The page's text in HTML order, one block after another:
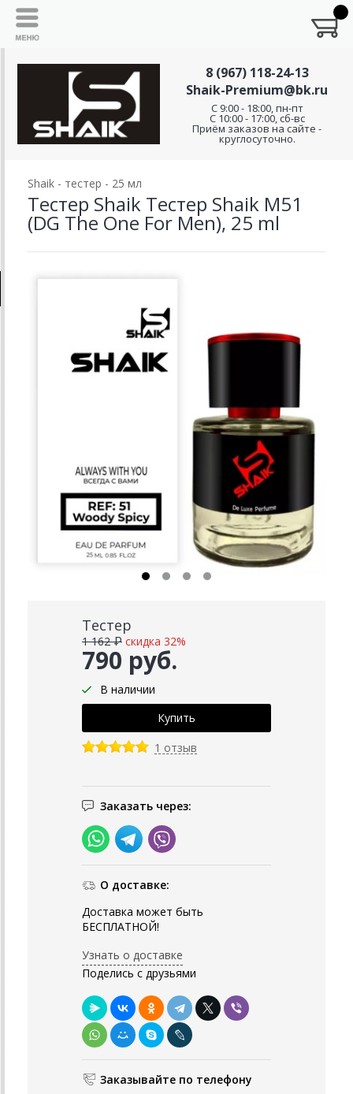
8 (967) 118-24-13
Shaik-Premium@bk.ru
C 9:00 - 18:00, пн-пт
С 10:00 - 17:00, сб-вс
Приём заказов на сайте -
круглосуточно.
Shaik - тестер - 25 мл
Тестер Shaik Тестер Shaik M51
(DG The One For Men), 25 ml
Тестер
790 руб.
1 162 ₽ скидка 32%
В наличии
1 отзыв
Заказать через:
О доставке:
Доставка может быть
БЕСПЛАТНОЙ!
Узнать о доставке
Поделись с друзьями
Заказывайте по телефону